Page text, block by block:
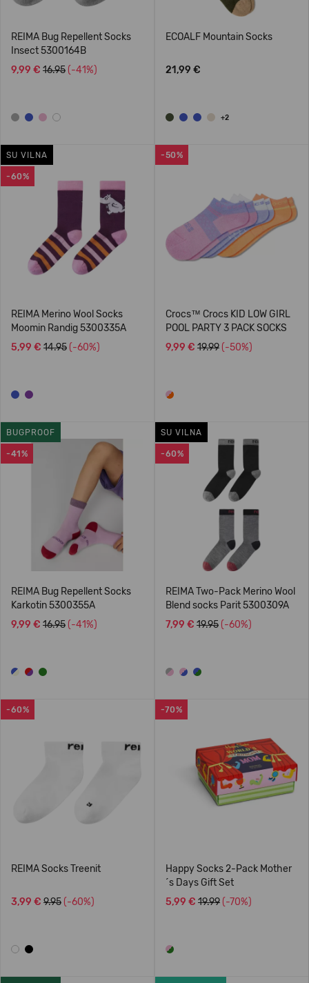
REIMA Bug Repellent Socks
Insect 5300164B
9,99 € 16.95 (-41%)
ECOALF Mountain Socks
21,99 €
+2
-60%
SU VILNA
REIMA Merino Wool Socks
Moomin Randig 5300335A
5,99 € 14.95 (-60%)
-50%
Crocs™ Crocs KID LOW GIRL
POOL PARTY 3 PACK SOCKS
9,99 € 19.99 (-50%)
-41%
BUGPROOF
REIMA Bug Repellent Socks
Karkotin 5300355A
9,99 € 16.95 (-41%)
-60%
SU VILNA
REIMA Two-Pack Merino Wool
Blend socks Parit 5300309A
7,99 € 19.95 (-60%)
-60%
REIMA Socks Treenit
3,99 € 9.95 (-60%)
-70%
Happy Socks 2-Pack Mother
´s Days Gift Set
5,99 € 19.99 (-70%)